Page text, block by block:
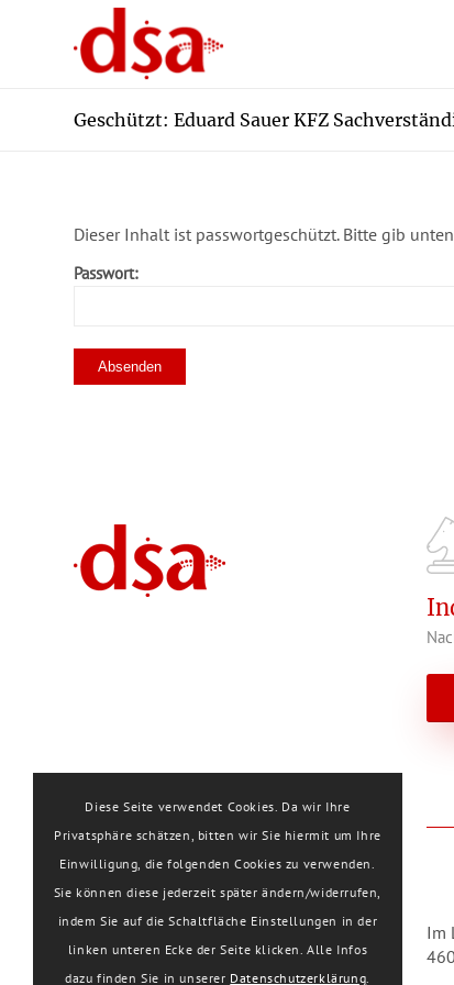
Geschützt: Eduard Sauer KFZ
Dieser Inhalt ist passwortgeschützt. Bitte gib
Passwort:
Im
Diese Seite verwendet Cookies. Da wir Ihre
Privatsphäre schätzen, bitten wir Sie hiermit um Ihre
Einwilligung, die folgenden Cookies zu verwenden.
Sie können diese jederzeit später ändern/widerrufen,
indem Sie auf die Schaltfläche Einstellungen in der
linken unteren Ecke der Seite klicken. Alle Infos
dazu finden Sie in unserer Datenschutzerklärung